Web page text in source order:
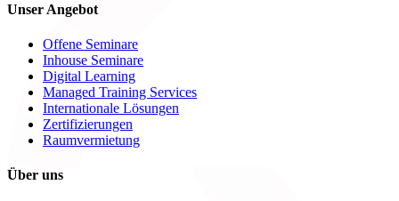
Unser Angebot
Offene Seminare
Inhouse Seminare
Digital Learning
Managed Training Services
Internationale Lösungen
Zertifizierungen
Raumvermietung
Über uns